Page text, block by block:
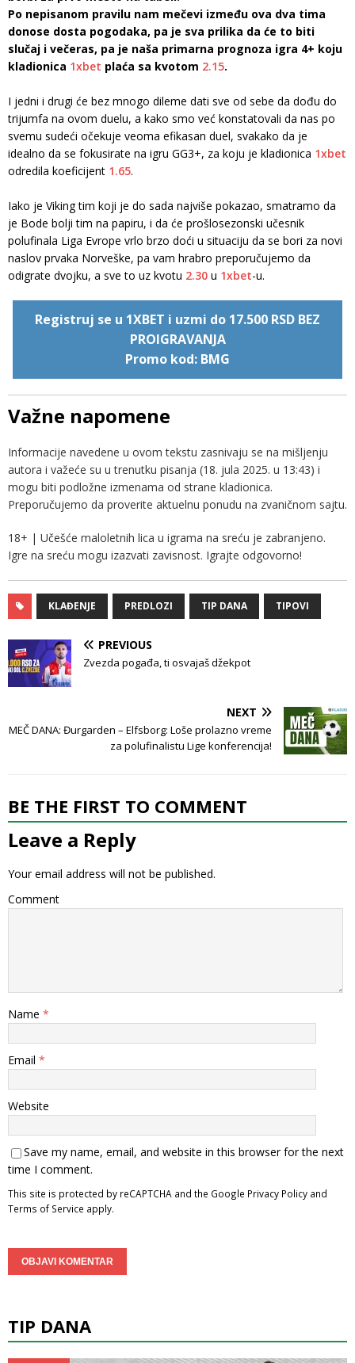
Po nepisanom pravilu nam mečevi između ova dva tima
donose dosta pogodaka, pa je sva prilika da će to biti
slučaj i večeras, pa je naša primarna prognoza igra 4+ koju
kladionica 1xbet plaća sa kvotom 2.15.
I jedni i drugi će bez mnogo dileme dati sve od sebe da dođu do
trijumfa na ovom duelu, a kako smo već konstatovali da nas po
svemu sudeći očekuje veoma efikasan duel, svakako da je
idealno da se fokusirate na igru GG3+, za koju je kladionica 1xbet
odredila koeficijent 1.65.
Iako je Viking tim koji je do sada najviše pokazao, smatramo da
je Bode bolji tim na papiru, i da će prošlosezonski učesnik
polufinala Liga Evrope vrlo brzo doći u situaciju da se bori za novi
naslov prvaka Norveške, pa vam hrabro preporučujemo da
odigrate dvojku, a sve to uz kvotu 2.30 u 1xbet-u.
Registruj se u 1XBET i uzmi do 17.500 RSD BEZ
PROIGRAVANJA
Promo kod: BMG
Važne napomene
Informacije navedene u ovom tekstu zasnivaju se na mišljenju
autora i važeće su u trenutku pisanja (18. jula 2025. u 13:43) i
mogu biti podložne izmenama od strane kladionica.
Preporučujemo da proverite aktuelnu ponudu na zvaničnom sajtu.
18+ | Učešće maloletnih lica u igrama na sreću je zabranjeno.
Igre na sreću mogu izazvati zavisnost. Igrajte odgovorno!
KLAĐENJE PREDLOZI TIP DANA TIPOVI
PREVIOUS
Zvezda pogađa, ti osvajaš džekpot
NEXT
MEČ DANA: Đurgarden – Elfsborg: Loše prolazno vreme
za polufinalistu Lige konferencija!
BE THE FIRST TO COMMENT
Leave a Reply
Your email address will not be published.
Comment
Name *
Email *
Website
Save my name, email, and website in this browser for the next
time I comment.
This site is protected by reCAPTCHA and the Google Privacy Policy and
Terms of Service apply.
TIP DANA